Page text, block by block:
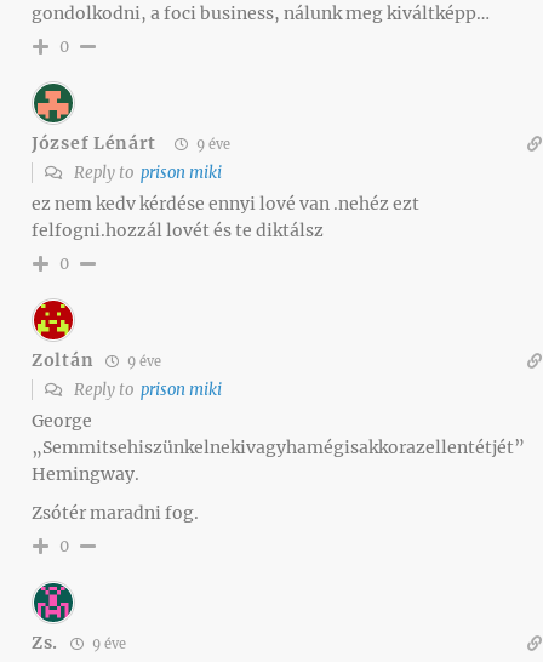
gondolkodni, a foci business, nálunk meg kiváltképp…
0
József Lénárt 9 éve
Reply to prison miki
ez nem kedv kérdése ennyi lové van .nehéz ezt
felfogni.hozzál lovét és te diktálsz
0
Zoltán 9 éve
Reply to prison miki
George
„Semmitsehiszünkelnekivagyhamégisakkorazellentétjét”
Hemingway.
Zsótér maradni fog.
0
Zs. 9 éve